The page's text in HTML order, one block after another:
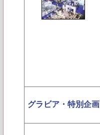
グラビア・特別企画